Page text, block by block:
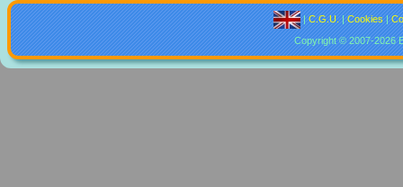
|C.G.U.|Cookies|
Copyright © 2007-2026